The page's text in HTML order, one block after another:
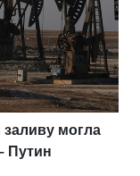
могла
Путин